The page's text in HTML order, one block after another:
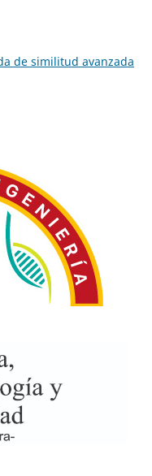
de similitud avanzada